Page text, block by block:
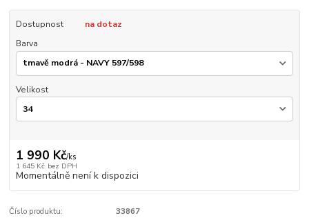
Dostupnost
na dotaz
Barva
Velikost
1 990 Kč/ks
1 645 Kč bez DPH
Momentálně není k dispozici
Číslo produktu: 33867